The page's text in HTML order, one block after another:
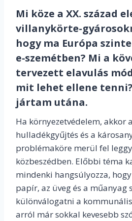
Mi köze a XX. század
villanykörte-
hogy ma Európa
e-szemétben? Mi a
tervezett elavulás
mit lehet ellene
jártam utána.
Ha környezetvédelem, akkor
hulladékgyűjtés és a
problémaköre merül fel
közbeszédben. Előbbi téma
mindenki hangsúlyozza,
papír, az üveg és a műanyag
különválogatni a
arról már sokkal kevesebb